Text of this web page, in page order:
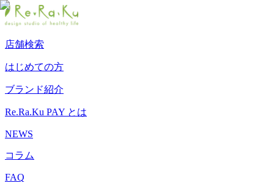
店舗検索
はじめての方
ブランド紹介
Re.Ra.Ku PAY とは
NEWS
コラム
FAQ